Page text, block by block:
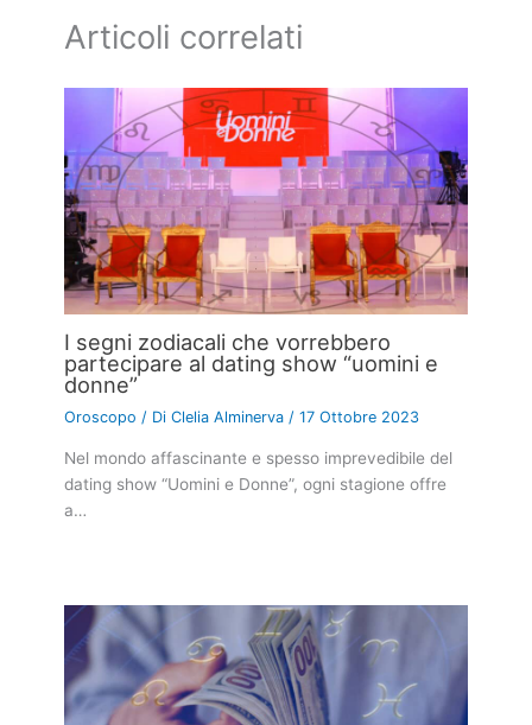
Articoli correlati
I segni zodiacali che vorrebbero
partecipare al dating show “uomini e
donne”
Oroscopo / DiClelia Alminerva /17 Ottobre 2023
Nel mondo affascinante e spesso imprevedibile del
dating show “Uomini e Donne”, ogni stagione offre
a…